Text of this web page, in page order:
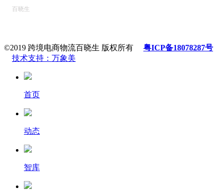
百晓生
©2019 跨境电商物流百晓生 版权所有 粤ICP备18078287号
技术支持：万象美
首页
动态
智库